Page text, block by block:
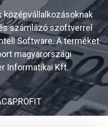
számlázó szoftverrel
Software. A terméket
magyarországi
Informatikai Kft.